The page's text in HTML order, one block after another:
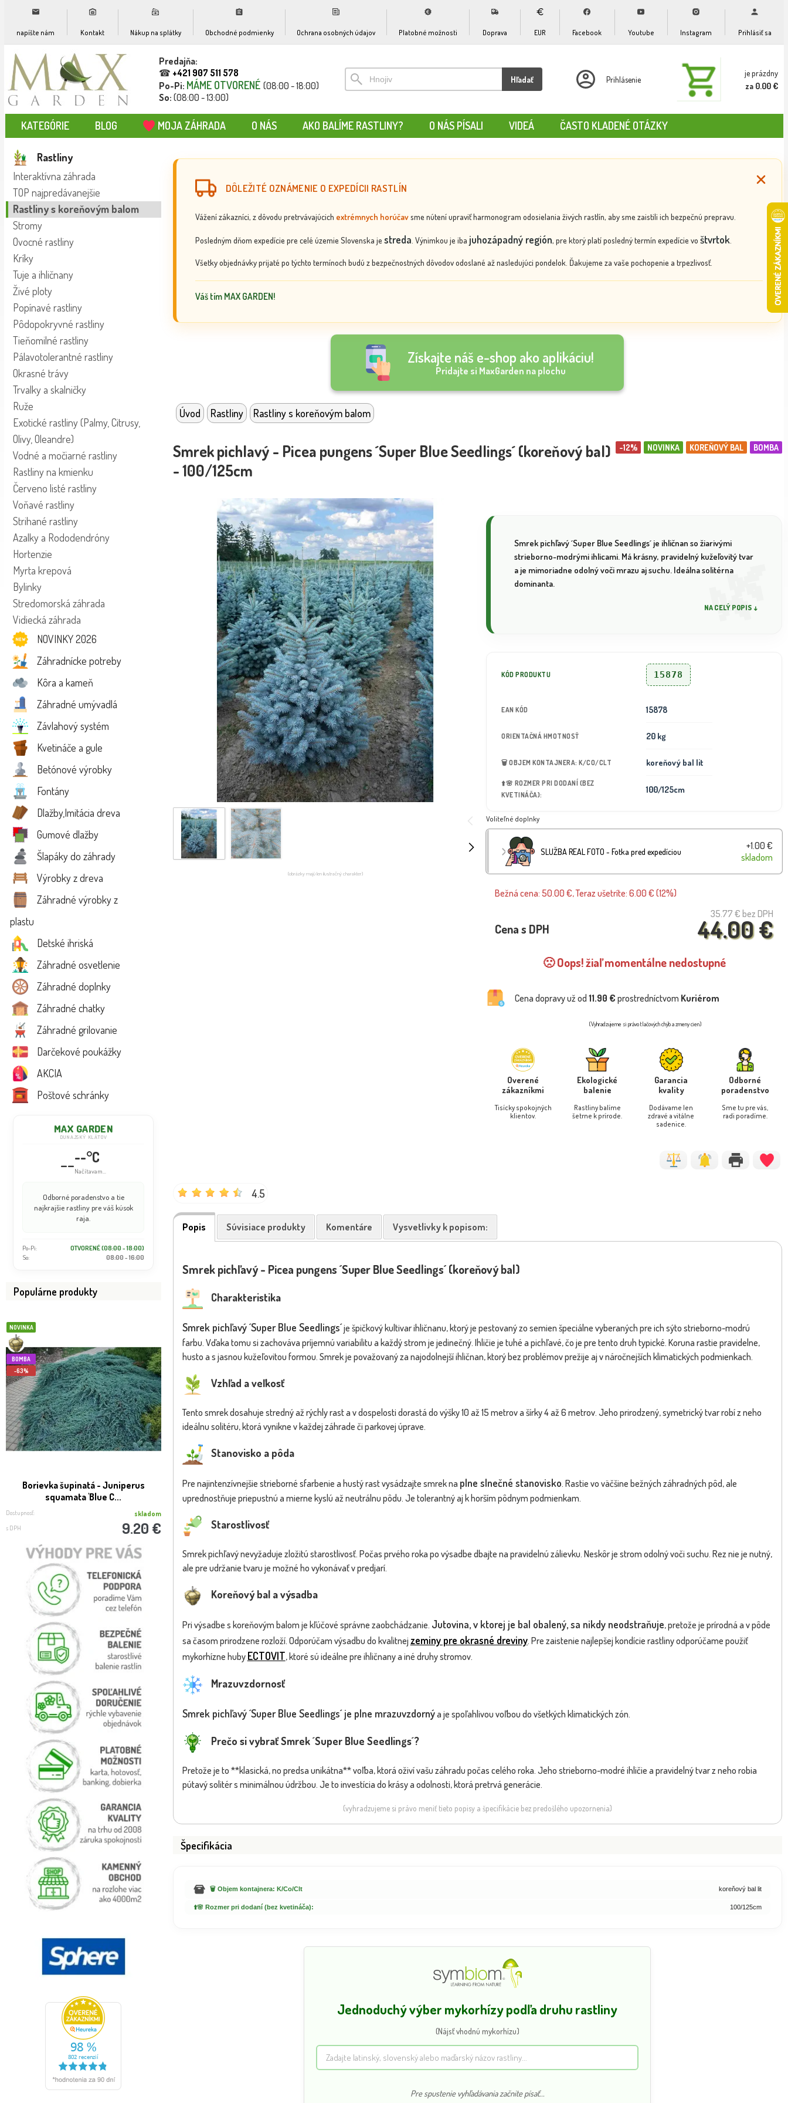
napíšte nám Kontakt Nákup na splátky Obchodné podmienky Ochrana osobných údajov Platobné možnosti Doprava EUR Facebook Youtube Instagram Prihlásiť sa
Predajňa:
☎ +421 907 511 578
Po-Pi: MÁME OTVORENÉ (08:00 - 18:00)
So: (08:00 - 13:00)
Hľadať Prihlásenie
je prázdny
za 0.00 €
KATEGÓRIE BLOG MOJA ZÁHRADA O NÁS AKO BALÍME RASTLINY? O NÁS PÍSALI VIDEÁ ČASTO KLADENÉ OTÁZKY
Rastliny
Interaktívna záhrada
TOP najpredávanejšie
Rastliny s koreňovým balom
Stromy
Ovocné rastliny
Kríky
Tuje a ihličnany
Živé ploty
Popínavé rastliny
Pôdopokryvné rastliny
Tieňomilné rastliny
Pálavotolerantné rastliny
Okrasné trávy
Trvalky a skalničky
Ruže
Exotické rastliny (Palmy, Citrusy,
Olivy, Oleandre)
Vodné a močiarné rastliny
Rastliny na kmienku
Červeno listé rastliny
Voňavé rastliny
Strihané rastliny
Azalky a Rododendróny
Hortenzie
Myrta krepová
Bylinky
Stredomorská záhrada
Vidiecká záhrada
NOVINKY 2026
Záhradnícke potreby
Kôra a kameň
Záhradné umývadlá
Závlahový systém
Kvetináče a gule
Betónové výrobky
Fontány
Dlažby,Imitácia dreva
Gumové dlažby
Šlapáky do záhrady
Výrobky z dreva
Záhradné výrobky z
plastu
Detské ihriská
Záhradné osvetlenie
Záhradné doplnky
Záhradné chatky
Záhradné grilovanie
Darčekové poukážky
AKCIA
Poštové schránky
MAX GARDEN
DUNAJSKÝ KLÁTOV
----°C
Načítavam...
Odborné poradenstvo a tie
najkrajšie rastliny pre váš kúsok
raja.
Po-Pi:
OTVORENÉ (08:00 - 18:00)
So:
08:00 - 16:00
Populárne produkty
NOVINKA
BOMBA
-63%
Borievka šupinatá - Juniperus
squamata 'Blue C...
Dostupnosť: skladom
s DPH 9.20 €
NOVINKA
BOMBA
Vavrínovec lekársky - Prunus
laurocerasus ´Mano´...
NOVINKA
BOMBA
Smrek pichlavý - Picea pungens
´Glauca Globosa´ ...
DÔLEŽITÉ OZNÁMENIE O EXPEDÍCII RASTLÍN
Vážení zákazníci, z dôvodu pretrvávajúcich extrémnych horúčavsme nútení upraviť harmonogram odosielania živých rastlín, aby sme zaistili ich bezpečnú prepravu.
Posledným dňom expedície pre celé územie Slovenska je streda . Výnimkou je iba juhozápadný región, pre ktorý platí posledný termín expedície vo štvrtok.
Všetky objednávky prijaté po týchto termínoch budú z bezpečnostných dôvodov odoslané až nasledujúci pondelok. Ďakujeme za vaše pochopenie a trpezlivosť.
Váš tím MAX GARDEN!
Získajte náš e-shop ako aplikáciu!
Pridajte si MaxGarden na plochu
Úvod Rastliny Rastliny s koreňovým balom
BOMBA
KOREŇOVÝ BAL
NOVINKA
-12%
Smrek pichlavý - Picea pungens ´Super Blue Seedlings´ (koreňový bal)
- 100/125cm
(obrázky majú len ilustračný charakter)
Smrek pichľavý ´Super Blue Seedlings´ je ihličnan so žiarivými
strieborno-modrými ihlicami. Má krásny, pravidelný kužeľovitý tvar
a je mimoriadne odolný voči mrazu aj suchu. Ideálna solitérna
dominanta.
NA CELÝ POPIS ↓
KÓD PRODUKTU 15878
EAN KÓD 15878
ORIENTAČNÁ HMOTNOSŤ 20 kg
🗑️ OBJEM KONTAJNERA: K/CO/CLT koreňový bal lit
⬆️🌸 ROZMER PRI DODANÍ (BEZ
KVETINÁČA):
100/125cm
Voliteľné doplnky
SLUŽBA REAL FOTO - Fotka pred expedíciou
+1.00 €
skladom
Bežná cena: 50.00 €, Teraz ušetríte: 6.00 € (12%)
35.77 € bez DPH
44.00 €
Cena s DPH
🙁 Oops! žiaľ momentálne nedostupné
Cena dopravy už od11.90 € prostredníctvom Kuriérom
(Vyhradzujeme si právo tlačových chýb a zmeny cien)
Overené
zákazníkmi
Tisícky spokojných
klientov.
Ekologické
balenie
Rastliny balíme
šetrne k prírode.
Garancia
kvality
Dodávame len
zdravé a vitálne
sadenice.
Odborné
poradenstvo
Sme tu pre vás,
radi poradíme.
4.5
Popis Súvisiace produkty Komentáre Vysvetlivky k popisom:
Smrek pichľavý - Picea pungens ´Super Blue Seedlings´ (koreňový bal)
Charakteristika
Smrek pichľavý ´Super Blue Seedlings´je špičkový kultivar ihličnanu, ktorý je pestovaný zo semien špeciálne vyberaných pre ich sýto strieborno-modrú
farbu. Vďaka tomu si zachováva príjemnú variabilitu a každý strom je jedinečný. Ihličie je tuhé a pichľavé, čo je pre tento druh typické. Koruna rastie pravidelne,
husto a s jasnou kužeľovitou formou. Smrek je považovaný za najodolnejší ihličnan, ktorý bez problémov prežije aj v náročnejších klimatických podmienkach.
Vzhľad a veľkosť
Tento smrek dosahuje stredný až rýchly rast a v dospelosti dorastá do výšky 10 až 15 metrov a šírky 4 až 6 metrov. Jeho prirodzený, symetrický tvar robí z neho
ideálnu solitéru, ktorá vynikne v každej záhrade či parkovej úprave.
Stanovisko a pôda
Pre najintenzívnejšie strieborné sfarbenie a hustý rast vysádzajte smrek na plne slnečné stanovisko. Rastie vo väčšine bežných záhradných pôd, ale
uprednostňuje priepustnú a mierne kyslú až neutrálnu pôdu. Je tolerantný aj k horším pôdnym podmienkam.
Starostlivosť
Smrek pichľavý nevyžaduje zložitú starostlivosť. Počas prvého roka po výsadbe dbajte na pravidelnú zálievku. Neskôr je strom odolný voči suchu. Rez nie je nutný,
ale pre udržanie tvaru je možné ho vykonávať v predjarí.
Koreňový bal a výsadba
Pri výsadbe s koreňovým balom je kľúčové správne zaobchádzanie. Jutovina, v ktorej je bal obalený, sa nikdy neodstraňuje, pretože je prírodná a v pôde
sa časom prirodzene rozloží. Odporúčam výsadbu do kvalitnej zeminy pre okrasné dreviny. Pre zaistenie najlepšej kondície rastliny odporúčame použiť
mykorhízne huby ECTOVIT, ktoré sú ideálne pre ihličnany a iné druhy stromov.
Mrazuvzdornosť
Smrek pichľavý ´Super Blue Seedlings´ je plne mrazuvzdornýa je spoľahlivou voľbou do všetkých klimatických zón.
Prečo si vybrať Smrek ´Super Blue Seedlings´?
Pretože je to **klasická, no predsa unikátna** voľba, ktorá oživí vašu záhradu počas celého roka. Jeho strieborno-modré ihličie a pravidelný tvar z neho robia
pútavý solitér s minimálnou údržbou. Je to investícia do krásy a odolnosti, ktorá pretrvá generácie.
(vyhradzujeme si právo meniť tieto popisy a špecifikácie bez predošlého upozornenia)
Špecifikácia
🗑️ Objem kontajnera: K/Co/Clt koreňový bal lit
⬆️🌸 Rozmer pri dodaní (bez kvetináča): 100/125cm
Jednoduchý výber mykorhízy podľa druhu rastliny
(Nájsť vhodnú mykorhízu)
Pre spustenie vyhľadávania začnite písať...